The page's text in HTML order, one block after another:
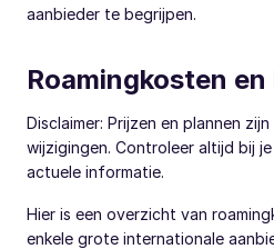
aanbieder te begrijpen.
Roamingkosten
Disclaimer: Prijzen en plannen
wijzigingen. Controleer altijd bij
actuele informatie.
Hier is een overzicht van
enkele grote internationale